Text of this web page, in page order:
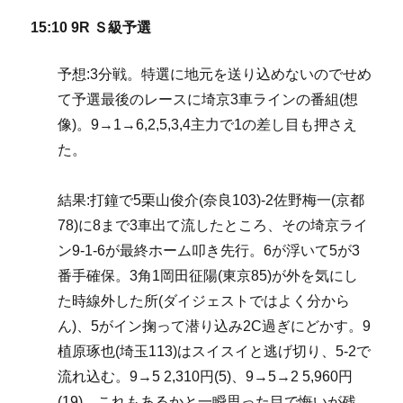
15:10 9R Ｓ級予選
予想:3分戦。特選に地元を送り込めないのでせめ
て予選最後のレースに埼京3車ラインの番組(想
像)。9→1→6,2,5,3,4主力で1の差し目も押さえ
た。
結果:打鐘で5栗山俊介(奈良103)-2佐野梅一(京都
78)に8まで3車出て流したところ、その埼京ライ
ン9-1-6が最終ホーム叩き先行。6が浮いて5が3
番手確保。3角1岡田征陽(東京85)が外を気にし
た時線外した所(ダイジェストではよく分から
ん)、5がイン掬って潜り込み2C過ぎにどかす。9
植原琢也(埼玉113)はスイスイと逃げ切り、5-2で
流れ込む。9→5 2,310円(5)、9→5→2 5,960円